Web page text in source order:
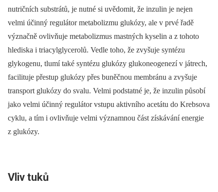
nutričních substrátů, je nutné si uvědomit, že inzulin je nejen
velmi účinný regulátor metabolizmu glukózy, ale v prvé řadě
význačně ovlivňuje metabolizmus mastných kyselin a z tohoto
hlediska i triacylglycerolů. Vedle toho, že zvyšuje syntézu
glykogenu, tlumí také syntézu glukózy glukoneogenezí v játrech,
facilituje přestup glukózy přes buněčnou membránu a zvyšuje
transport glukózy do svalu. Velmi podstatné je, že inzulin působí
jako velmi účinný regulátor vstupu aktivního acetátu do Krebsova
cyklu, a tím i ovlivňuje velmi významnou část získávání energie
z glukózy.
Vliv tuků